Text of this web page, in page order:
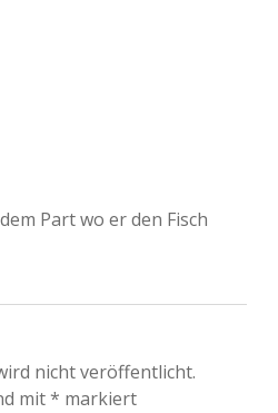
Part wo er den Fisch
nicht veröffentlicht.
mit* markiert